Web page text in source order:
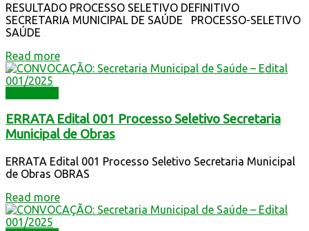
RESULTADO PROCESSO SELETIVO DEFINITIVO
SECRETARIA MUNICIPAL DE SAÚDE PROCESSO-SELETIVO
SAÚDE
Read more
ERRATA Edital 001 Processo Seletivo Secretaria
Municipal de Obras
ERRATA Edital 001 Processo Seletivo Secretaria Municipal
de Obras OBRAS
Read more